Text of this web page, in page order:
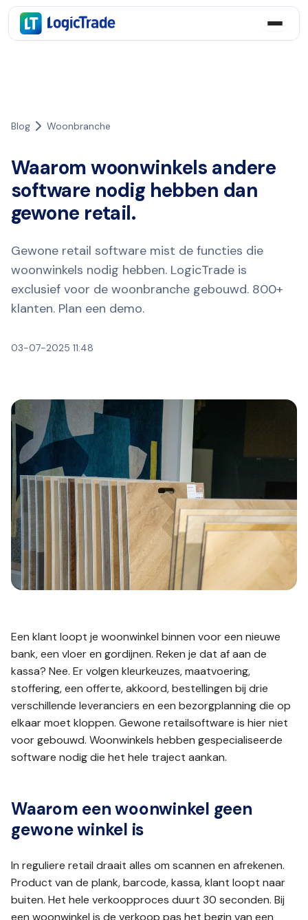
Blog Woonbranche
Waarom woonwinkels andere
software nodig hebben dan
gewone retail.
Gewone retail software mist de functies die
woonwinkels nodig hebben. LogicTrade is
exclusief voor de woonbranche gebouwd. 800+
klanten. Plan een demo.
03-07-2025 11:48
Een klant loopt je woonwinkel binnen voor een nieuwe
bank, een vloer en gordijnen. Reken je dat af aan de
kassa? Nee. Er volgen kleurkeuzes, maatvoering,
stoffering, een offerte, akkoord, bestellingen bij drie
verschillende leveranciers en een bezorgplanning die op
elkaar moet kloppen. Gewone retailsoftware is hier niet
voor gebouwd. Woonwinkels hebben gespecialiseerde
software nodig die het hele traject aankan.
Waarom een woonwinkel geen
gewone winkel is
In reguliere retail draait alles om scannen en afrekenen.
Product van de plank, barcode, kassa, klant loopt naar
buiten. Het hele verkoopproces duurt 30 seconden. Bij
een woonwinkel is de verkoop pas het begin van een